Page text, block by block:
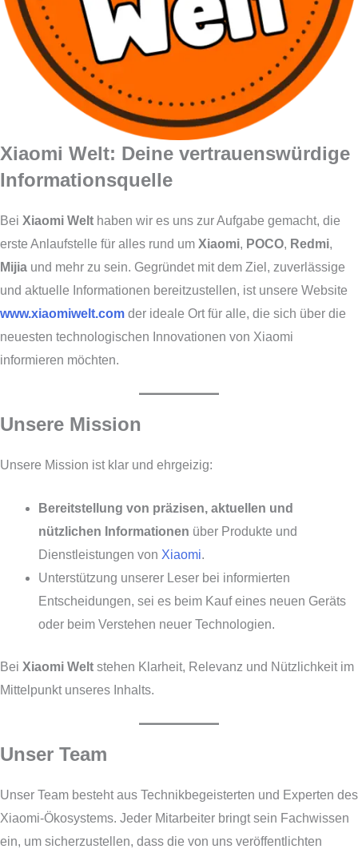
Xiaomi Welt: Deine vertrauenswürdige
Informationsquelle
Bei Xiaomi Welt haben wir es uns zur Aufgabe gemacht, die
erste Anlaufstelle für alles rund um Xiaomi, POCO, Redmi,
Mijia und mehr zu sein. Gegründet mit dem Ziel, zuverlässige
und aktuelle Informationen bereitzustellen, ist unsere Website
www.xiaomiwelt.com der ideale Ort für alle, die sich über die
neuesten technologischen Innovationen von Xiaomi
informieren möchten.
Unsere Mission
Unsere Mission ist klar und ehrgeizig:
Bereitstellung von präzisen, aktuellen und
nützlichen Informationen über Produkte und
Dienstleistungen von Xiaomi.
Unterstützung unserer Leser bei informierten
Entscheidungen, sei es beim Kauf eines neuen Geräts
oder beim Verstehen neuer Technologien.
Bei Xiaomi Welt stehen Klarheit, Relevanz und Nützlichkeit im
Mittelpunkt unseres Inhalts.
Unser Team
Unser Team besteht aus Technikbegeisterten und Experten des
Xiaomi-Ökosystems. Jeder Mitarbeiter bringt sein Fachwissen
ein, um sicherzustellen, dass die von uns veröffentlichten